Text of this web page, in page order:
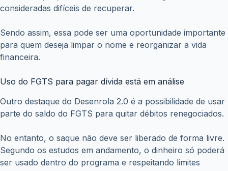
Com isso, o Desenrola 2.0 pode se tornar uma nova
recomeçar.
Fique atento aos próximos anúncios
acompanhar informações oficiais será essencial. Assim,
você evita golpes, promessas falsas e consegue aderir ao
programa no momento certo.
Se o Desenrola 2.0 for lançado como esperado, quem se
preparar antes terá mais chances de negociar melhor,
pagar menos e recuperar o crédito no mercado.